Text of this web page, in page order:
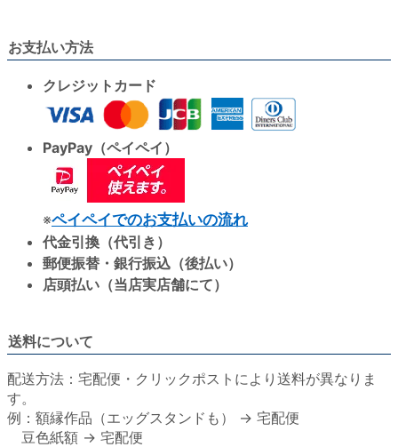
お支払い方法
クレジットカード
PayPay（ペイペイ）
※ペイペイでのお支払いの流れ
代金引換（代引き）
郵便振替・銀行振込（後払い）
店頭払い（当店実店舗にて）
送料について
配送方法：宅配便・クリックポストにより送料が異なりま
す。
例：額縁作品（エッグスタンドも） → 宅配便
豆色紙額 → 宅配便